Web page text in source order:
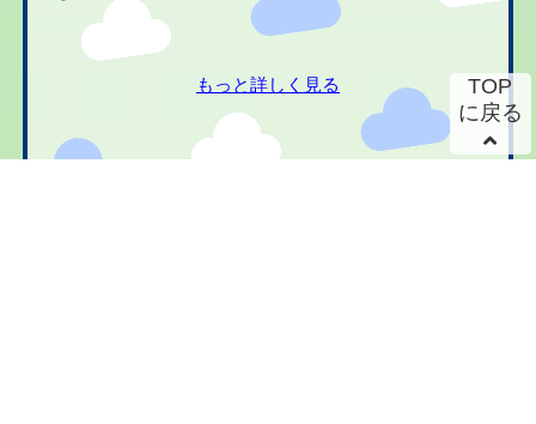
もっと詳しく見る
TOP
に戻る